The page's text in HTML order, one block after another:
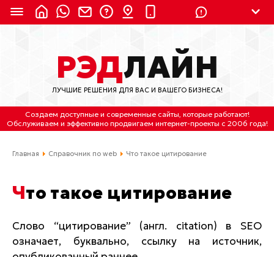
8 (800) 550-9899 (с 2:30 до 11:30 по
Мск)
Бесплатно по России
(4212) 658-653
(4212) 637-673
Отдельный вход \ Левый торец здания
info@lred.ru
РЭДЛАЙН
ЛУЧШИЕ РЕШЕНИЯ ДЛЯ ВАС И ВАШЕГО БИЗНЕСА!
Создаем доступные и современные сайты, которые работают!
Обслуживаем и эффективно продвигаем интернет-проекты с 2006 года!
Главная Справочник по web Что такое цитирование
Что такое цитирование
Слово “цитирование” (англ. citation) в SEO
означает, буквально, ссылку на источник,